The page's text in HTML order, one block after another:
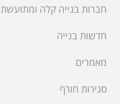
חברות בנייה קלה ומתועשת
חדשות בנייה
מאמרים
סגירות חורף